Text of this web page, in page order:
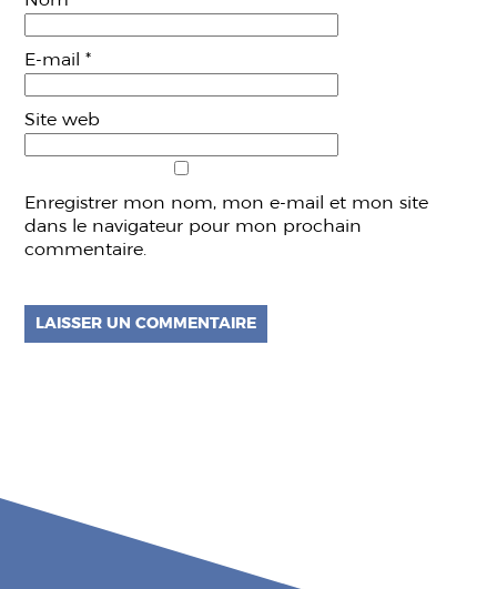
E-mail*
Site web
Enregistrer mon nom, mon e-mail et mon site
dans le navigateur pour mon prochain
commentaire.